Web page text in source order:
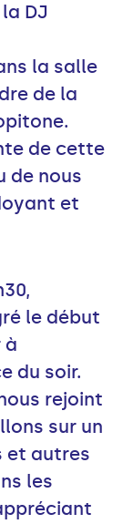
DJ
la salle
de la
de cette
de nous
et
le début
à
du soir.
rejoint
sur un
et autres
les